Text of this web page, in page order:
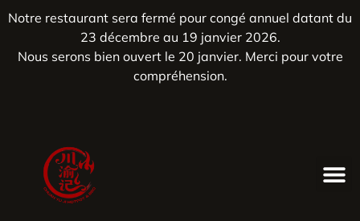
Notre restaurant sera fermé pour congé annuel datant du
23 décembre au 19 janvier 2026.
Nous serons bien ouvert le 20 janvier. Merci pour votre
compréhension.